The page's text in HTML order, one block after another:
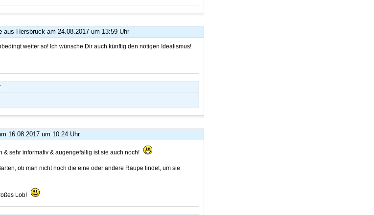
aus Hersbruck am 24.08.2017 um 13:59 Uhr
weiter so! Ich wünsche Dir auch künftig den nötigen Idealismus!
16.08.2017 um 10:24 Uhr
& sehr informativ & augengefällig ist sie auch noch!
ob man nicht noch die eine oder andere Raupe findet, um sie
Lob!